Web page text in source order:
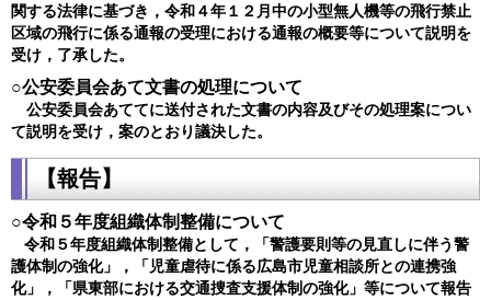
関する法律に基づき，令和４年１２月中の小型無人機等の飛行禁止
区域の飛行に係る通報の受理における通報の概要等について説明を
受け，了承した。
○公安委員会あて文書の処理について
公安委員会あててに送付された文書の内容及びその処理案につい
て説明を受け，案のとおり議決した。
【報告】
○令和５年度組織体制整備について
令和５年度組織体制整備として，「警護要則等の見直しに伴う警
護体制の強化」，「児童虐待に係る広島市児童相談所との連携強
化」，「県東部における交通捜査支援体制の強化」等について報告